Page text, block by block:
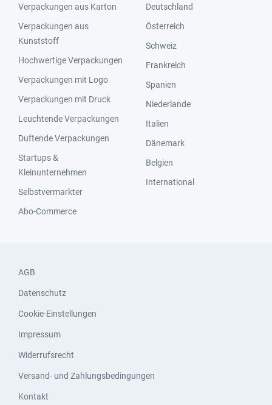
Verpackungen aus Karton
Verpackungen aus
Kunststoff
Hochwertige Verpackungen
Verpackungen mit Logo
Verpackungen mit Druck
Leuchtende Verpackungen
Duftende Verpackungen
Startups &
Kleinunternehmen
Selbstvermarkter
Abo-Commerce
Deutschland
Österreich
Schweiz
Frankreich
Spanien
Niederlande
Italien
Dänemark
Belgien
International
AGB
Datenschutz
Cookie-Einstellungen
Impressum
Widerrufsrecht
Versand- und Zahlungsbedingungen
Kontakt